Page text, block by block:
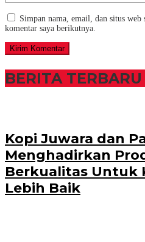
Simpan nama, email, dan situs
komentar saya berikutnya.
BERITA TERBARU
Kopi Juwara dan
Menghadirkan
Berkualitas Untuk
Lebih Baik